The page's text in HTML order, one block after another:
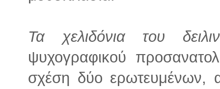
Τα χελιδόνια του
ψυχογραφικού
σχέση δύο ερωτευμένων,